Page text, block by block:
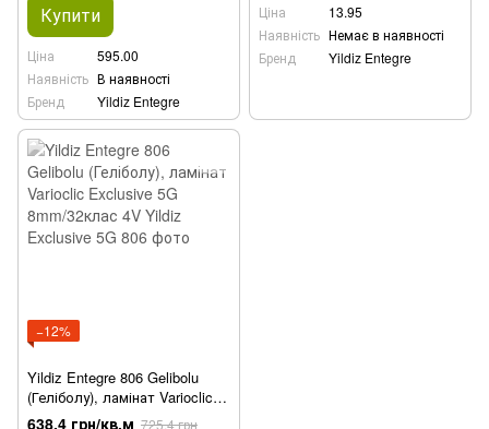
Купити
Ціна
595.00
Наявність В наявності
Бренд
Yildiz Entegre
Ціна
13.95
Наявність Немає в наявності
Бренд
Yildiz Entegre
−12%
Yildiz Entegre 806 Gelibolu
(Геліболу), ламінат Varioclic
Exclusive 5G 8mm/32клас 4V
638.4 грн/кв.м 725.4 грн